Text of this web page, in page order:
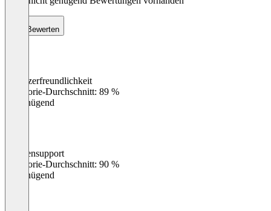
Bewerten
Benutzerfreundlichkeit
Kategorie-Durchschnitt: 89 %
Ungenügend
Kundensupport
Kategorie-Durchschnitt: 90 %
Ungenügend